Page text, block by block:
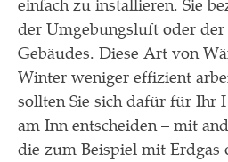
einfach zu installieren. Sie
der Umgebungsluft oder
Gebäudes. Diese Art von
Winter weniger effizient
sollten Sie sich dafür für Ihr
am Inn entscheiden – mit
die zum Beispiel mit Erdgas